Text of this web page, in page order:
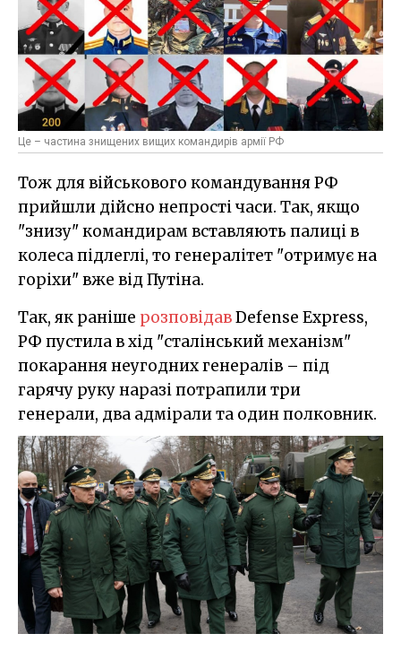
Це – частина знищених вищих командирів армії РФ
Тож для військового командування РФ
прийшли дійсно непрості часи. Так, якщо
"знизу" командирам вставляють палиці в
колеса підлеглі, то генералітет "отримує на
горіхи" вже від Путіна.
Так, як раніше розповідавDefense Express,
РФ пустила в хід "сталінський механізм"
покарання неугодних генералів – під
гарячу руку наразі потрапили три
генерали, два адмірали та один полковник.